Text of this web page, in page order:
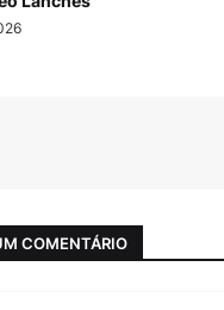
COMENTÁRIO